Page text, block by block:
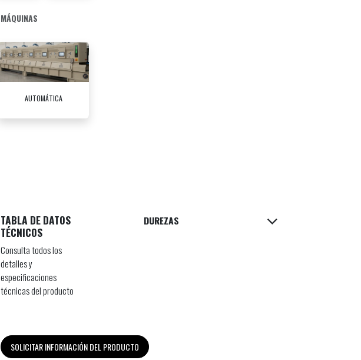
MÁQUINAS
AUTOMÁTICA
TABLA DE DATOS
TÉCNICOS
Consulta todos los
detalles y
especificaciones
técnicas del producto
DUREZAS
SOLICITAR INFORMACIÓN DEL PRODUCTO